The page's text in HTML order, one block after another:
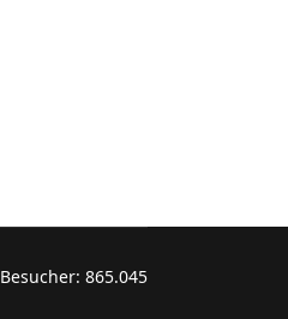
Besucher: 865.045